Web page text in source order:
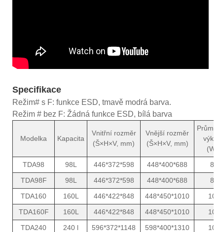
Specifikace
Režim# s F: funkce ESD, tmavě modrá barva.
Režim # bez F: Žádná funkce ESD, bílá barva
Modelka Kapacita
Vnitřní rozměr
(Š×H×V, mm)
Vnější rozměr
(Š×H×V, mm)
výkon
(W)
TDA98
98L 446*372*598 448*400*688
8
TDA98F
98L 446*372*598 448*400*688
8
TDA160
160L 446*422*848 448*450*1010
10
TDA160F
160L 446*422*848 448*450*1010
10
TDA240
240 l 596*372*1148 598*400*1310
10